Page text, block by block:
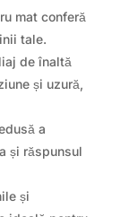
mat conferă
tale.
de înaltă
și uzură,
a
și răspunsul
și